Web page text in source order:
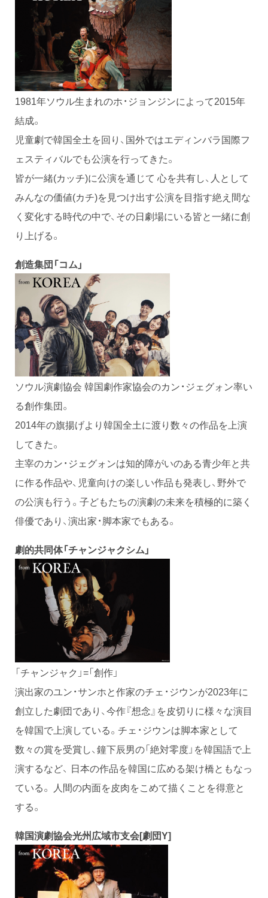
1981年ソウル生まれのホ・ジョンジンによって2015年
結成。
児童劇で韓国全土を回り、国外ではエディンバラ国際フ
ェスティバルでも公演を行ってきた。
皆が一緒(カッチ)に公演を通じて 心を共有し、人として
みんなの価値(カチ)を見つけ出す公演を目指す絶え間な
く変化する時代の中で、その日劇場にいる皆と一緒に創
り上げる。
創造集団「コム」
ソウル演劇協会 韓国劇作家協会のカン・ジェグォン率い
る創作集団。
2014年の旗揚げより韓国全土に渡り数々の作品を上演
してきた。
主宰のカン・ジェグォンは知的障がいのある青少年と共
に作る作品や、児童向けの楽しい作品も発表し、野外で
の公演も行う。子どもたちの演劇の未来を積極的に築く
俳優であり、演出家・脚本家でもある。
劇的共同体「チャンジャクシム」
「チャンジャク」=「創作」
演出家のユン・サンホと作家のチェ・ジウンが2023年に
創立した劇団であり、今作『想念』を皮切りに様々な演目
を韓国で上演している。チェ・ジウンは脚本家として
数々の賞を受賞し、鐘下辰男の「絶対零度」を韓国語で上
演するなど、 日本の作品を韓国に広める架け橋ともなっ
ている。 人間の内面を皮肉をこめて描くことを得意と
する。
韓国演劇協会光州広域市支会[劇団Y]